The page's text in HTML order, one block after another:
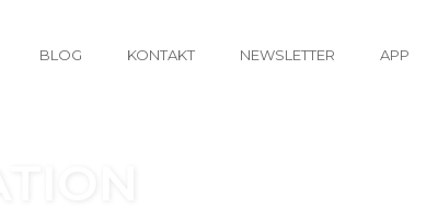
BLOG KONTAKT NEWSLETTER APP